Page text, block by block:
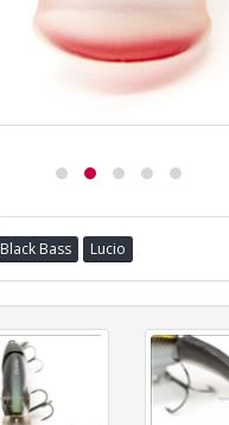
Black Bass Lucio